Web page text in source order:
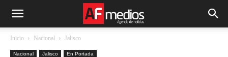
Inicio Nacional Jalisco
Nacional Jalisco En Portada